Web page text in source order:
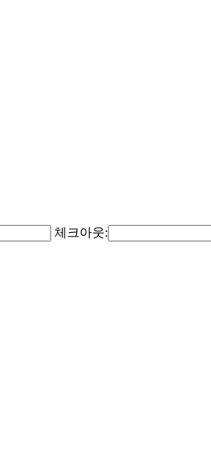
체크아웃: